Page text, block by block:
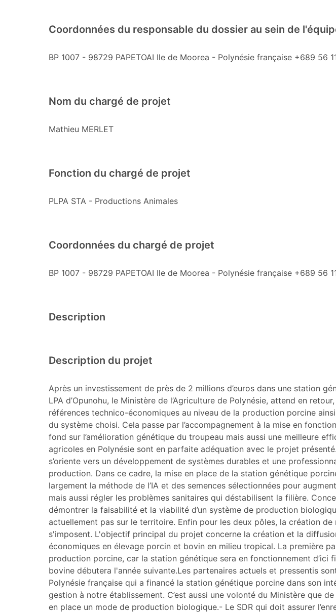
Coordonnées du responsable du dossier au sein de
BP 1007 - 98729 PAPETOAI Ile de Moorea - Polynésie française +689 56
Nom du chargé de projet
Mathieu MERLET
Fonction du chargé de projet
PLPA STA - Productions Animales
Coordonnées du chargé de projet
BP 1007 - 98729 PAPETOAI Ile de Moorea - Polynésie française +689 56
Description
Description du projet
Après un investissement de près de 2 millions d’euros dans une station
LPA d’Opunohu, le Ministère de l’Agriculture de Polynésie, attend en
références technico-économiques au niveau de la production porcine
du système choisi. Cela passe par l’accompagnement à la mise en
fond sur l’amélioration génétique du troupeau mais aussi une meilleure
agricoles en Polynésie sont en parfaite adéquation avec le projet
s’oriente vers un développement de systèmes durables et une
production. Dans ce cadre, la mise en place de la station génétique
largement la méthode de l’IA et des semences sélectionnées pour
mais aussi régler les problèmes sanitaires qui déstabilisent la filière.
démontrer la faisabilité et la viabilité d’un système de production
actuellement pas sur le territoire. Enfin pour les deux pôles, la création
s'imposent. L'objectif principal du projet concerne la création et la
économiques en élevage porcin et bovin en milieu tropical. La première
production porcine, car la station génétique sera en fonctionnement d’ici
bovine débutera l'année suivante.Les partenaires actuels et pressentis
Polynésie française qui a financé la station génétique porcine dans son
gestion à notre établissement. C’est aussi une volonté du Ministère que
en place un mode de production biologique.- Le SDR qui doit assurer